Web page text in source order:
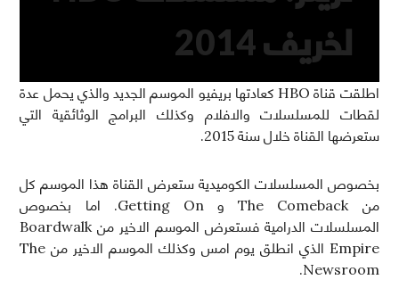
لخريف 2014
اطلقت قناة HBO كعادتها بريفيو الموسم الجديد والذي يحمل عدة
لقطات للمسلسلات والافلام وكذلك البرامج الوثائقية التي
ستعرضها القناة خلال سنة 2015.
بخصوص المسلسلات الكوميدية ستعرض القناة هذا الموسم كل
من The Comeback و Getting On. اما بخصوص
المسلسلات الدرامية فستعرض الموسم الاخير من Boardwalk
Empire الذي انطلق يوم امس وكذلك الموسم الاخير من The
Newsroom.